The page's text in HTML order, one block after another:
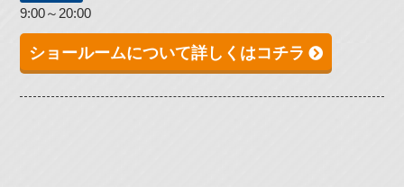
9:00～20:00
ショールームについて詳しくはコチラ